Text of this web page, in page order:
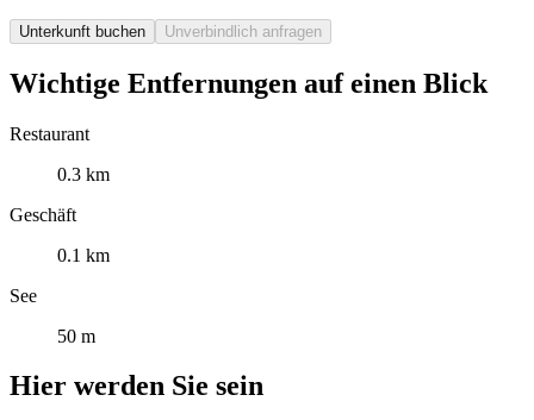
Unterkunft buchen Unverbindlich anfragen
Wichtige Entfernungen auf einen Blick
Restaurant
0.3 km
Geschäft
0.1 km
See
50 m
Hier werden Sie sein